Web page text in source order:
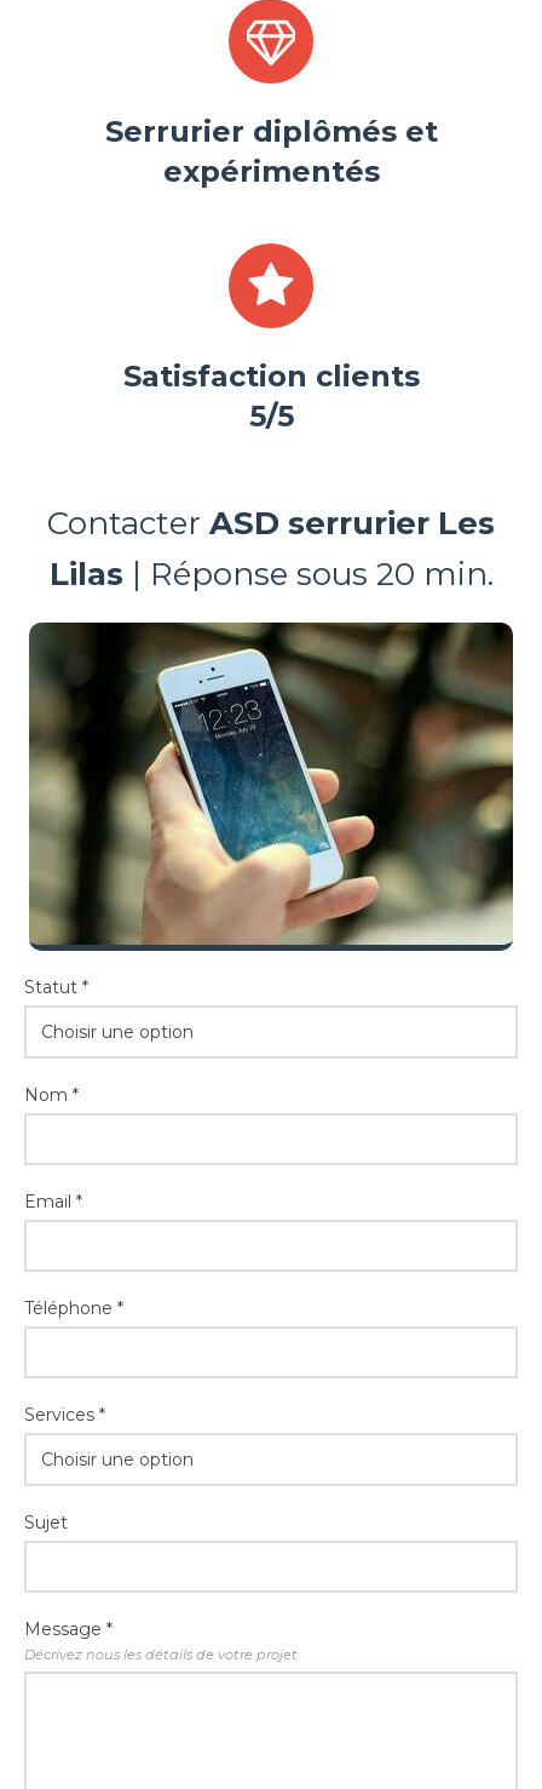
Serrurier diplômés et
expérimentés
Satisfaction clients
5/5
Contacter ASD serrurier Les
Lilas | Réponse sous 20 min.
Statut *
Choisir une option
Nom *
Email *
Téléphone *
Services *
Choisir une option
Sujet
Message *
Décrivez nous les détails de votre projet